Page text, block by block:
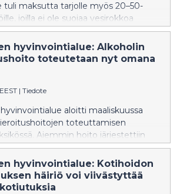
tuli maksutta tarjolle myös 20–50-
joilla ei ole suojaa vesirokkoa
hyvinvointialue aloittaa uuden
rokotukset aikaisintaan 1.9.2026.
hyvinvointialue: Alkoholin
toteutetaan nyt omana
| Tiedote
aloitti maaliskuussa
toteuttamisen
Aiemmin hoito järjestettiin
ulkopuolella, mutta
vuorokauden mittaiset
voidaan toteuttaa omalla alueella.
hyvinvointialue: Kotihoidon
häiriö voi viivästyttää